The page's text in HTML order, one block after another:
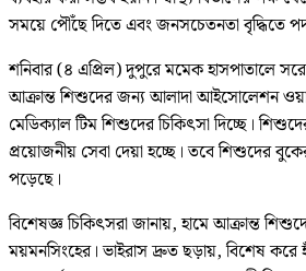
সময়ে পৌঁছে দিতে এবং জনসচেতনতা বৃদ্ধিতে
শ‌নিবার (৪ এপ্রিল) দুপু‌রে মমেক হাসপাতালে
আক্রান্ত শিশুদের জন্য আলাদা আইসোলেশন
মেডিক‌্যাল টিম শিশুদের চিকিৎসা দিচ্ছে।
প্রয়োজনীয় সেবা দেয়া হচ্ছে। তবে শিশুদের
পড়েছে।
বিশেষজ্ঞ চি‌কিৎসরা জানায়, হামে আক্রান্ত
ময়মনসিংহের। ভাইরাস দ্রুত ছড়ায়, বিশেষ করে